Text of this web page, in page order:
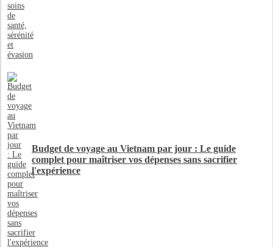
Budget de voyage au Vietnam par jour : Le guide
complet pour maîtriser vos dépenses sans sacrifier
l'expérience